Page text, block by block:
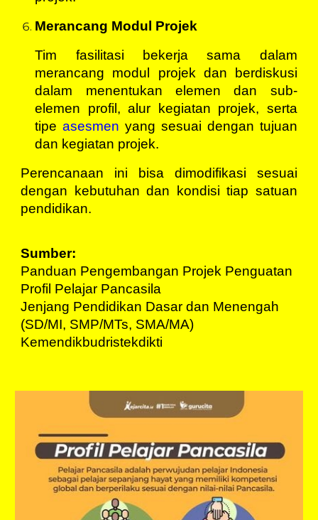
Merancang Modul Projek
Tim fasilitasi bekerja sama dalam
merancang modul projek dan berdiskusi
dalam menentukan elemen dan sub-
elemen profil, alur kegiatan projek, serta
tipeasesmen yang sesuai dengan tujuan
dan kegiatan projek.
Perencanaan ini bisa dimodifikasi sesuai
dengan kebutuhan dan kondisi tiap satuan
pendidikan.
Sumber:
Panduan Pengembangan Projek Penguatan
Profil Pelajar Pancasila
Jenjang Pendidikan Dasar dan Menengah
(SD/MI, SMP/MTs, SMA/MA)
Kemendikbudristekdikti